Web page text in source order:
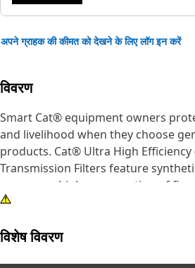
अपने ग्राहक की कीमत को देखने के लिए लॉग इन करें
विवरण
Smart Cat® equipment owners
and livelihood when they choose genuine Cat® filtration
products. Cat® Ultra High Efficiency
Transmission Filters feature
removes a higher proportion of
contamination control in the most
While a filter choice may not seem
विशेष विवरण